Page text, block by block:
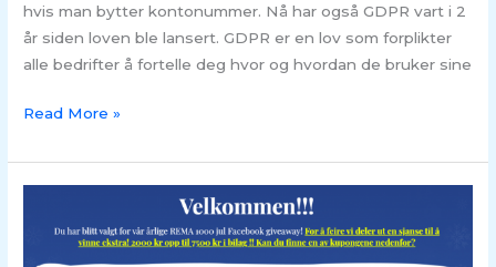
hvis man bytter kontonummer. Nå har også GDPR vart i 2
år siden loven ble lansert. GDPR er en lov som forplikter
alle bedrifter å fortelle deg hvor og hvordan de bruker sine
Read More »